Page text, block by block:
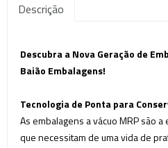
Descrição
Descubra a Nova Geração de
Baião Embalagens!
Tecnologia de Ponta para
As embalagens a vácuo MRP são
que necessitam de uma vida de